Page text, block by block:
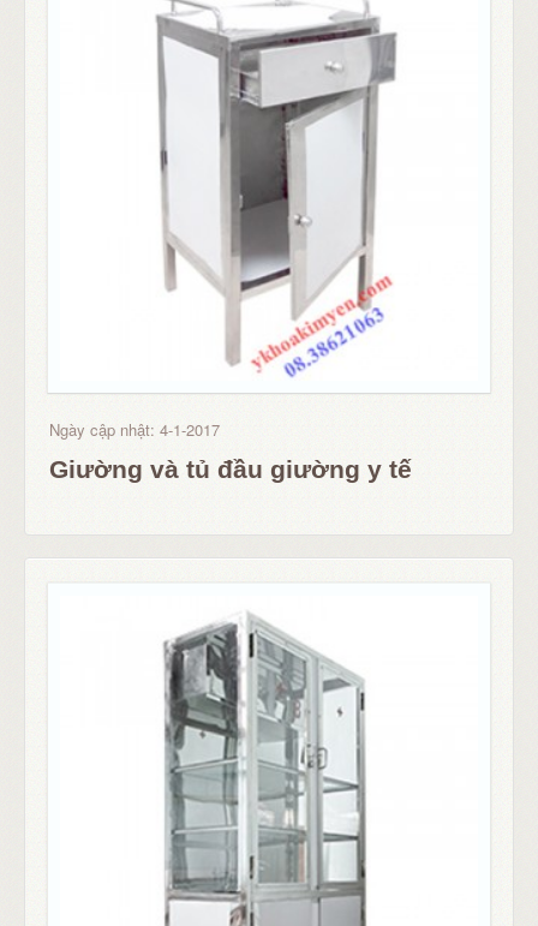
Ngày cập nhật: 4-1-2017
Giường và tủ đầu giường y tế